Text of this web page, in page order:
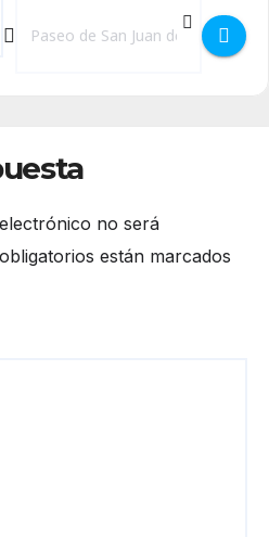
- Tarde de tableros en Casa
Destination Address - Tarde de
no será
están marcados